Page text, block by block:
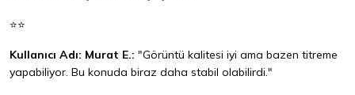
⭐⭐
Kullanıcı Adı: Murat E.: "Görüntü kalitesi iyi ama bazen titreme
yapabiliyor. Bu konuda biraz daha stabil olabilirdi."